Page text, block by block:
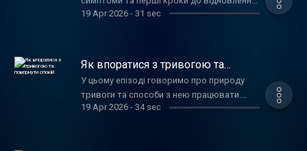
ресурсу. Детальніше про роботу з
19 Apr 2026- 31 sec
Як впоратися з тривогою та
повернути спокій
У цьому епізоді говоримо про природу
тривоги та способи з нею працювати.
Більше про підтримку та консультації ви
19 Apr 2026- 34 sec